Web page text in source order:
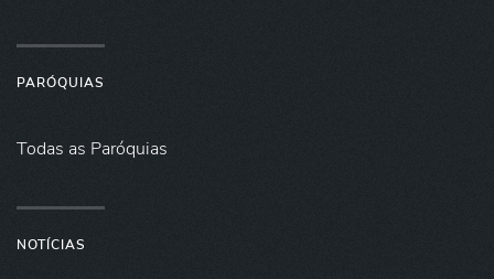
PARÓQUIAS
Todas as Paróquias
NOTÍCIAS